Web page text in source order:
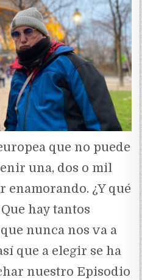
que no puede
una, dos o mil
enamorando. ¿Y qué
hay tantos
nunca nos va a
que a elegir se ha
nuestro Episodio